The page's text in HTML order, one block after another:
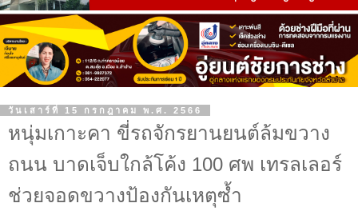
วันเสาร์ที่ 15 กรกฎาคม พ.ศ. 2566
หนุ่มเกาะคา ขี่รถจักรยานยนต์ล้มขวาง
ถนน บาดเจ็บใกล้โค้ง 100 ศพ เทรลเลอร์
ช่วยจอดขวางป้องกันเหตุซ้ำ